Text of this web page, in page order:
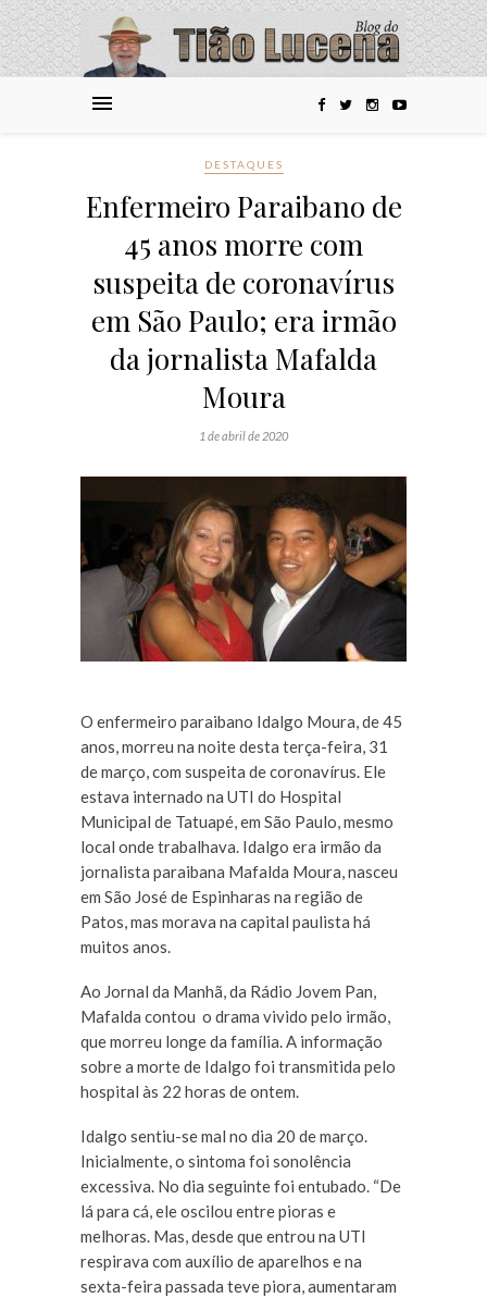
DESTAQUES
Enfermeiro Paraibano de
45 anos morre com
suspeita de coronavírus
em São Paulo; era irmão
da jornalista Mafalda
Moura
1 de abril de 2020
O enfermeiro paraibano Idalgo Moura, de 45
anos, morreu na noite desta terça-feira, 31
de março, com suspeita de coronavírus. Ele
estava internado na UTI do Hospital
Municipal de Tatuapé, em São Paulo, mesmo
local onde trabalhava. Idalgo era irmão da
jornalista paraibana Mafalda Moura, nasceu
em São José de Espinharas na região de
Patos, mas morava na capital paulista há
muitos anos.
Ao Jornal da Manhã, da Rádio Jovem Pan,
Mafalda contou o drama vivido pelo irmão,
que morreu longe da família. A informação
sobre a morte de Idalgo foi transmitida pelo
hospital às 22 horas de ontem.
Idalgo sentiu-se mal no dia 20 de março.
Inicialmente, o sintoma foi sonolência
excessiva. No dia seguinte foi entubado. “De
lá para cá, ele oscilou entre pioras e
melhoras. Mas, desde que entrou na UTI
respirava com auxílio de aparelhos e na
sexta-feira passada teve piora, aumentaram